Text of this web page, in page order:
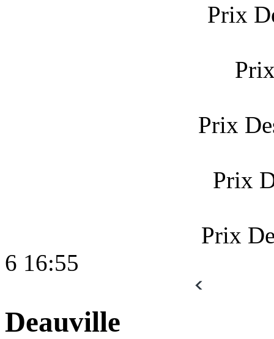
Prix
Prix
Prix
Prix
6 16:55
Deauville